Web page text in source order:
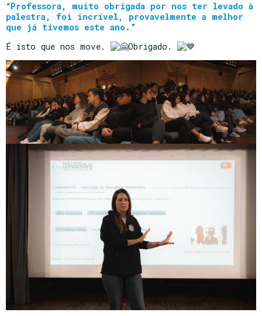
“Professora, muito obrigada por nos ter levado à
palestra, foi incrível, provavelmente a melhor
que já tivemos este ano.”
É isto que nos move.
Obrigado.